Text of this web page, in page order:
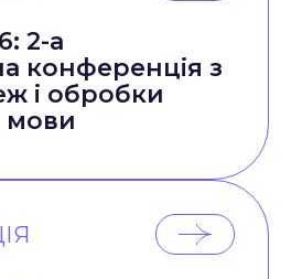
2-а
конференція з
і обробки
мови